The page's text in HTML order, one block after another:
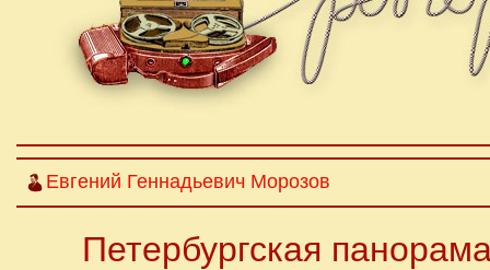
Евгений Геннадьевич Морозов
Петербургская